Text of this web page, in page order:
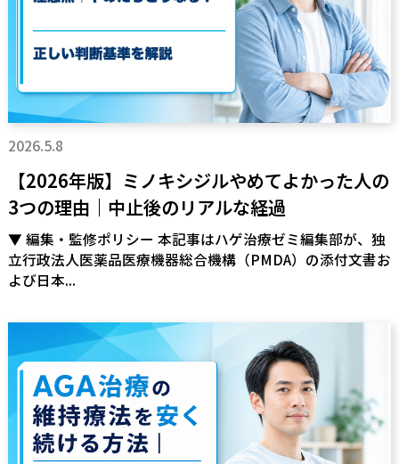
2026.5.8
【2026年版】ミノキシジルやめてよかった人の
3つの理由｜中止後のリアルな経過
▼ 編集・監修ポリシー 本記事はハゲ治療ゼミ編集部が、独
立行政法人医薬品医療機器総合機構（PMDA）の添付文書お
よび日本...